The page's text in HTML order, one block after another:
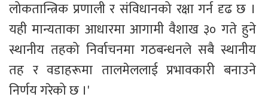
लोकतान्त्रिक प्रणाली र संविधानको रक्षा गर्न दृढ छ ।
यही मान्यताका आधारमा आगामी वैशाख ३० गते हुने
स्थानीय तहको निर्वाचनमा गठबन्धनले सबै स्थानीय
तह र वडाहरूमा तालमेललाई प्रभावकारी बनाउने
निर्णय गरेको छ ।'